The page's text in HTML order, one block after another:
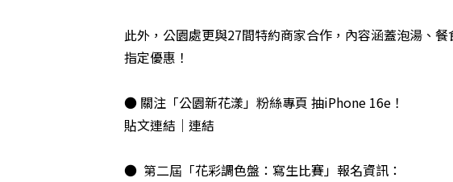
此外，公園處更與27間特約商家合作，內容涵蓋泡湯、
指定優惠！
● 關注「公園新花漾」粉絲專頁 抽iPhone 16e！
貼文連結｜ 連結
● 第二屆「花彩調色盤：寫生比賽」報名資訊：